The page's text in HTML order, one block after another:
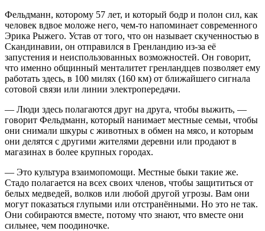
Фельдманн, которому 57 лет, и который бодр и полон сил, как
человек вдвое моложе него, чем-то напоминает современного
Эрика Рыжего. Устав от того, что он называет скученностью в
Скандинавии, он отправился в Гренландию из-за её
запустения и неиспользованных возможностей. Он говорит,
что именно общинный менталитет гренландцев позволяет ему
работать здесь, в 100 милях (160 км) от ближайшего сигнала
сотовой связи или линии электропередачи.
— Люди здесь полагаются друг на друга, чтобы выжить, —
говорит Фельдманн, который нанимает местные семьи, чтобы
они снимали шкуры с животных в обмен на мясо, и которым
они делятся с другими жителями деревни или продают в
магазинах в более крупных городах.
— Это культура взаимопомощи. Местные быки такие же.
Стадо полагается на всех своих членов, чтобы защититься от
белых медведей, волков или любой другой угрозы. Вам они
могут показаться глупыми или отстранёнными. Но это не так.
Они собираются вместе, потому что знают, что вместе они
сильнее, чем поодиночке.